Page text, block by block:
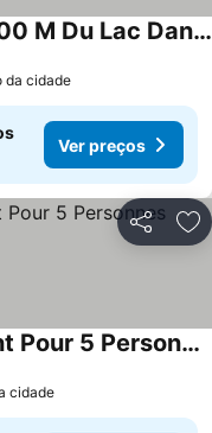
Magnifique Appartement 200 M Du Lac Dannecy
da cidade
Ver preços
Partilhar
Lattik Superbe Appartement Pour 5 Personnes
cidade